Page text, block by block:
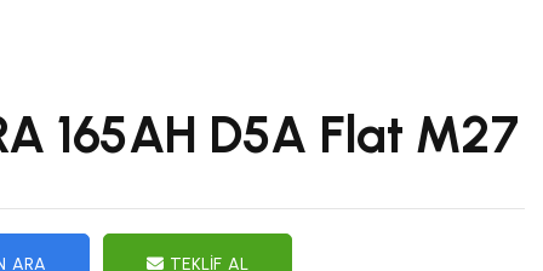
165AH D5A Flat M27
ARA TEKLIF AL